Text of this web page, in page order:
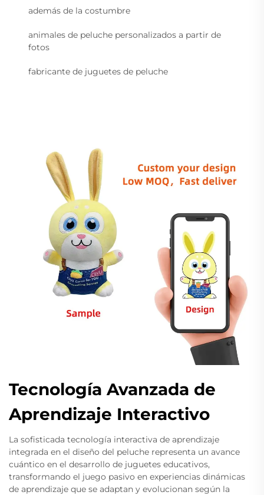
además de la costumbre
animales de peluche personalizados a partir de
fotos
fabricante de juguetes de peluche
Tecnología Avanzada de
Aprendizaje Interactivo
La sofisticada tecnología interactiva de aprendizaje
integrada en el diseño del peluche representa un avance
cuántico en el desarrollo de juguetes educativos,
transformando el juego pasivo en experiencias dinámicas
de aprendizaje que se adaptan y evolucionan según la